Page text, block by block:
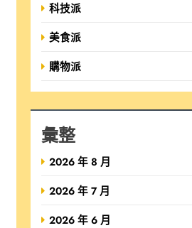
科技派
美食派
購物派
彙整
2026 年 8 月
2026 年 7 月
2026 年 6 月